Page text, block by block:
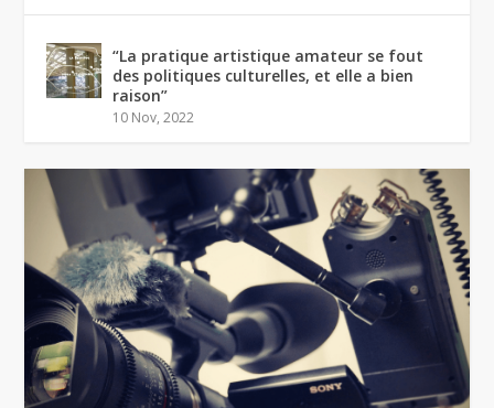
“La pratique artistique amateur se fout
des politiques culturelles, et elle a bien
raison”
10 Nov, 2022